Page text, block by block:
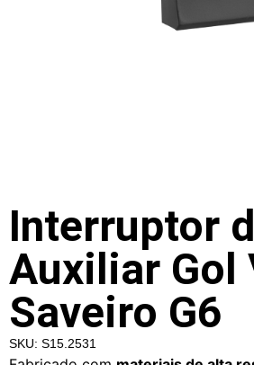
Interruptor
Auxiliar Gol
Saveiro G6
SKU: S15.2531